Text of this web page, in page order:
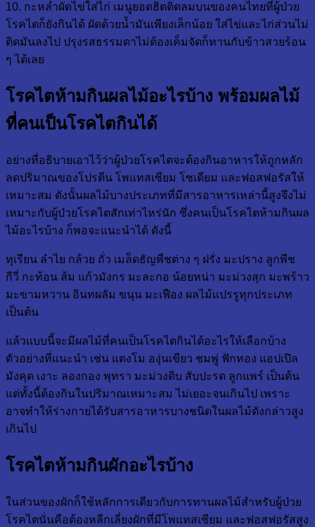
10. กะหล่ำผัดไข่ใส่ไก่ เมนูยอดฮิตติดลมบนของคนไทยที่ผู้ป่วย
โรคไตก็ยังกินได้ ผัดด้วยน้ำมันเพียงเล็กน้อย ใส่ไข่และไก่ส่วนไม่
ติดมันลงไป ปรุงรสธรรมดาไม่ต้องเค็มจัดก็ทานกับข้าวสวยร้อน
ๆ ได้เลย
โรคไตห้ามกินผลไม้อะไรบ้าง พร้อมผลไม้
ที่คนเป็นโรคไตกินได้
อย่างที่อธิบายเอาไว้ว่าผู้ป่วยโรคไตจะต้องกินอาหารให้ถูกหลัก
ลดปริมาณของโปรตีน โพแทสเซียม โซเดียม และฟอสฟอรัสให้
เหมาะสม ดังนั้นผลไม้บางประเภทที่มีสารอาหารเหล่านี้สูงจึงไม่
เหมาะกับผู้ป่วยโรคไตสักเท่าไหร่นัก ซึ่งคนเป็นโรคไตห้ามกินผล
ไม้อะไรบ้าง ก็พอจะแนะนำได้ ดังนี้
ทุเรียน ลำไย กล้วย ถั่ว เมล็ดธัญพืชต่าง ๆ ฝรั่ง มะปราง ลูกพีช
กีวี่ กะท้อน ส้ม แก้วมังกร มะละกอ น้อยหน่า มะม่วงสุก มะพร้าว
มะขามหวาน อินทผลัม ขนุน มะเฟือง ผลไม้แปรรูทุกประเภท
เป็นต้น
แล้วแบบนี้จะมีผลไม้ที่คนเป็นโรคไตกินได้อะไรให้เลือกบ้าง
ตัวอย่างที่แนะนำ เช่น แตงโม องุ่นเขียว ชมพู่ ฟักทอง แอปเปิล
มังคุด เงาะ ลองกอง พุทรา มะม่วงดิบ สับปะรด ลูกแพร์ เป็นต้น
แต่ทั้งนี้ต้องกินในปริมาณเหมาะสม ไม่เยอะจนเกินไป เพราะ
อาจทำให้ร่างกายได้รับสารอาหารบางชนิดในผลไม้ดังกล่าวสูง
เกินไป
โรคไตห้ามกินผักอะไรบ้าง
ในส่วนของผักก็ใช้หลักการเดียวกับการทานผลไม้สำหรับผู้ป่วย
โรคไตนั่นคือต้องหลีกเลี่ยงผักที่มีโพแทสเซียม และฟอสฟอรัสสูง